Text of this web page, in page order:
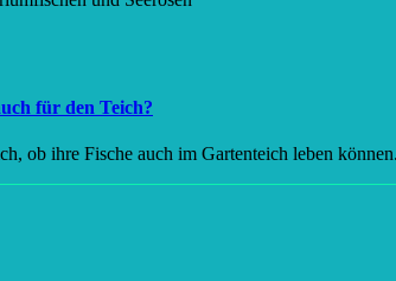
für den Teich?
ob ihre Fische auch im Gartenteich leben